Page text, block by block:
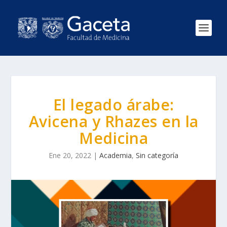
El legado árabe:
Avicena y Rhazes en la
Medicina
Ene 20, 2022 | Academia, Sin categoría